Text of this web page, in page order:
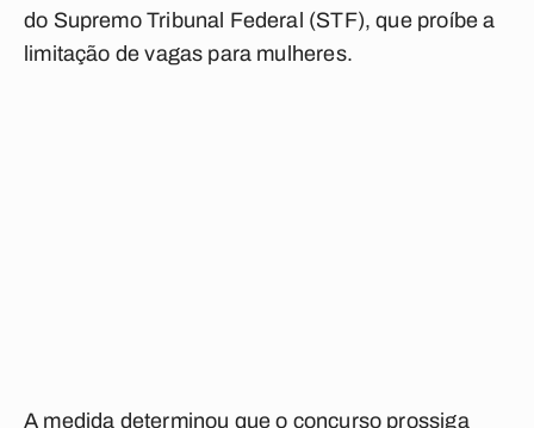
do Supremo Tribunal Federal (STF), que proíbe a
limitação de vagas para mulheres.
A medida determinou que o concurso prossiga